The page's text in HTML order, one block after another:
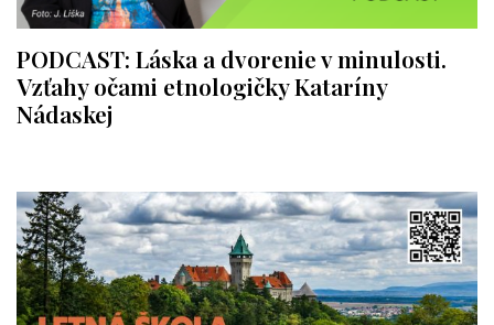
PODCAST: Láska a dvorenie v minulosti.
Vzťahy očami etnologičky Kataríny
Nádaskej